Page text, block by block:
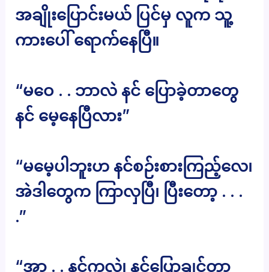
အချိုးပြောင်းမယ် ပြင်မှ လူက သူ့
ကားပေါ် ရောက်နေပြီ။
“မဝေ . . ဘာလဲ နင် ပြောခဲ့တာတွေ
နင် မေ့နေပြီလား”
“မမေ့ပါဘူးဟ နင်စဉ်းစားကြည့်လေ၊
အဲဒါတွေက ကြာလှပြီ၊ ပြီးတော့ . . .
.”
“အာ . . နင်ကလဲ၊ နင်ပြောချင်တာ